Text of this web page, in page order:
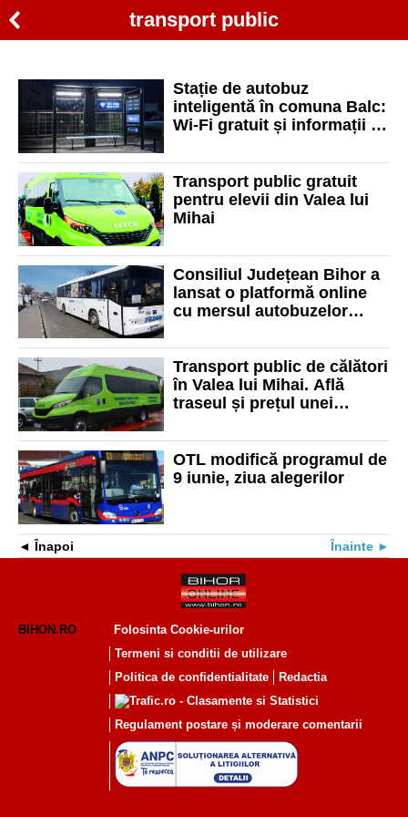
transport public
Stație de autobuz
inteligentă în comuna Balc:
Wi-Fi gratuit și informații în
Transport public gratuit
pentru elevii din Valea lui
Mihai
Consiliul Județean Bihor a
lansat o platformă online
cu mersul autobuzelor
Transport public de călători
în Valea lui Mihai. Află
traseul și prețul unei
OTL modifică programul de
9 iunie, ziua alegerilor
Înapoi Înainte
BIHON.RO
Folosinta Cookie-urilor
Termeni si conditii de utilizare
Politica de confidentialitate
Redactia
Regulament postare și moderare comentarii